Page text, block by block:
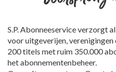
S.P. Abonneeservice verzorgt
voor uitgeverijen, verenigingen
200 titels met ruim 350.000
het abonnementenbeheer.